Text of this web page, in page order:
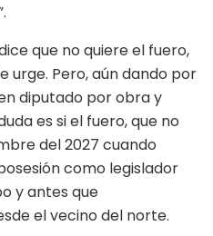
que no quiere el fuero,
urge. Pero, aún dando por
diputado por obra y
es si el fuero, que no
del 2027 cuando
como legislador
y antes que
el vecino del norte.